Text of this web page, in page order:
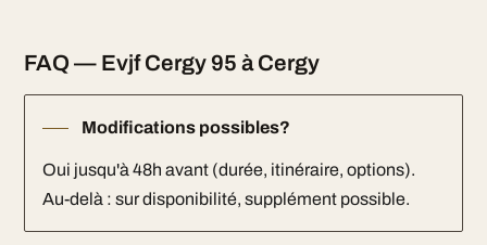
FAQ — Evjf Cergy 95 à Cergy
Modifications possibles?
Oui jusqu'à 48h avant (durée, itinéraire, options).
Au-delà : sur disponibilité, supplément possible.